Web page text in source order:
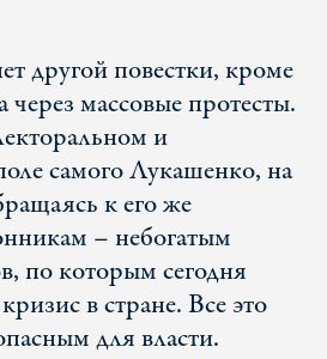
другой повестки, кроме
массовые протесты.
и
самого Лукашенко, на
к его же
– небогатым
по которым сегодня
в стране. Все это
для власти.